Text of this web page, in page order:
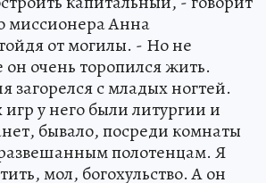
миссионера Анна
от могилы. - Но не
очень торопился жить.
загорелся с младых ногтей.
у него были литургии и
бывало, посреди комнаты
полотенцам. Я
мол, богохульство. А он